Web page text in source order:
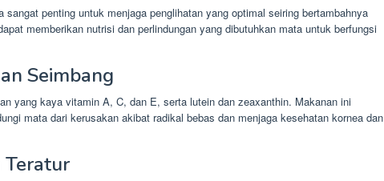
sangat penting untuk menjaga penglihatan yang optimal seiring bertambahnya
memberikan nutrisi dan perlindungan yang dibutuhkan mata untuk berfungsi
Seimbang
yang kaya vitamin A, C, dan E, serta lutein dan zeaxanthin. Makanan ini
mata dari kerusakan akibat radikal bebas dan menjaga kesehatan kornea dan
Teratur